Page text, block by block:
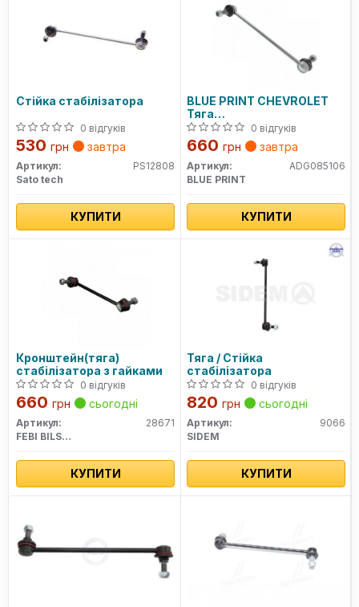
Стійка стабілізатора
0 відгуків
530 грн завтра
Артикул:
PS12808
Sato tech
КУПИТИ
BLUE PRINT CHEVROLET
Тяга
стаб.передн.лев.Opel
Antara,Chevrolet
0 відгуків
660 грн завтра
Артикул:
ADG085106
BLUE PRINT
КУПИТИ
Кронштейн(тяга)
стабілізатора з гайками
0 відгуків
660 грн сьогодні
Артикул:
28671
FEBI BILSTEIN
КУПИТИ
Тяга / Стійка
стабілізатора
0 відгуків
820 грн сьогодні
Артикул:
9066
SIDEM
КУПИТИ